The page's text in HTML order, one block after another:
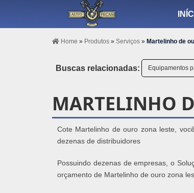
Home » Produtos » Serviços » Martelinho de
Buscas relacionadas: Equipamentos
MARTELINHO
Cote Martelinho de ouro zona leste,
dezenas de distribuidores
Possuindo dezenas de empresas, o
orçamento de Martelinho de ouro zona